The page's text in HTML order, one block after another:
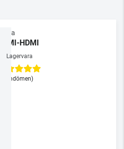
Supra
HDMI-HDMI
Lagervara
(3 omdömen)